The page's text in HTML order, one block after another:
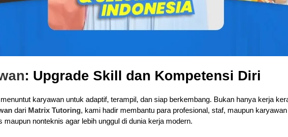
: Upgrade Skill dan Kompetensi Diri
karyawan untuk adaptif, terampil, dan siap berkembang. Bukan hanya kerja
dari Matrix Tutoring, kami hadir membantu para profesional, staf, maupun
nonteknis agar lebih unggul di dunia kerja modern.